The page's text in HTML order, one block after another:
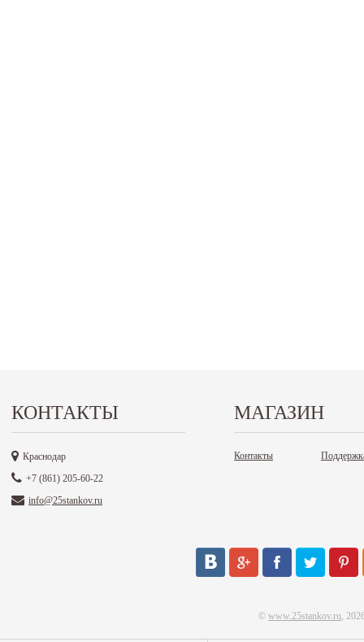
КОНТАКТЫ
Краснодар
+7 (861) 205-60-22
info@25stankov.ru
МАГАЗИН
Контакты
© www.25stankov.ru,